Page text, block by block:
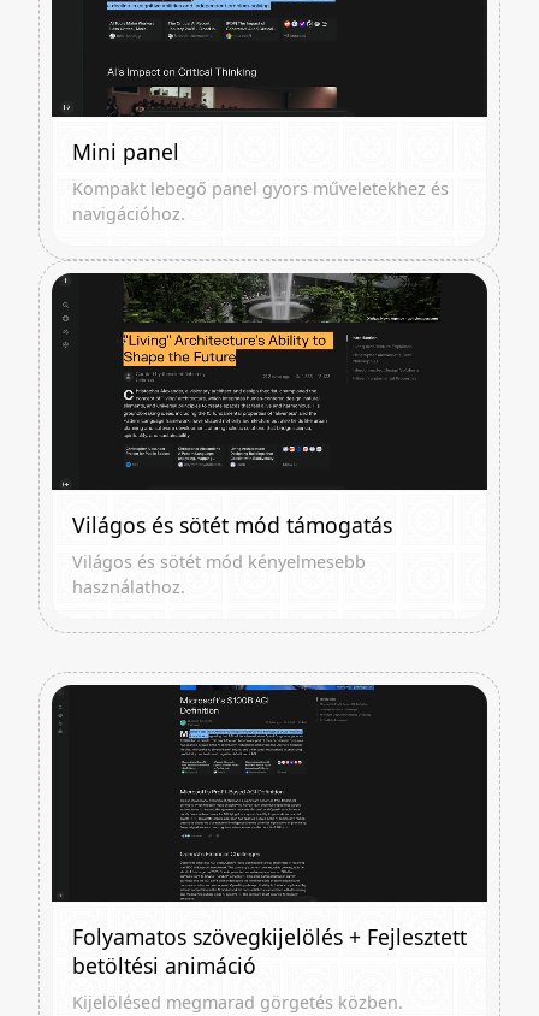
Mini panel
Kompakt lebegő panel gyors műveletekhez és
navigációhoz.
Világos és sötét mód támogatás
Világos és sötét mód kényelmesebb
használathoz.
Folyamatos szövegkijelölés + Fejlesztett
betöltési animáció
Kijelölésed megmarad görgetés közben.